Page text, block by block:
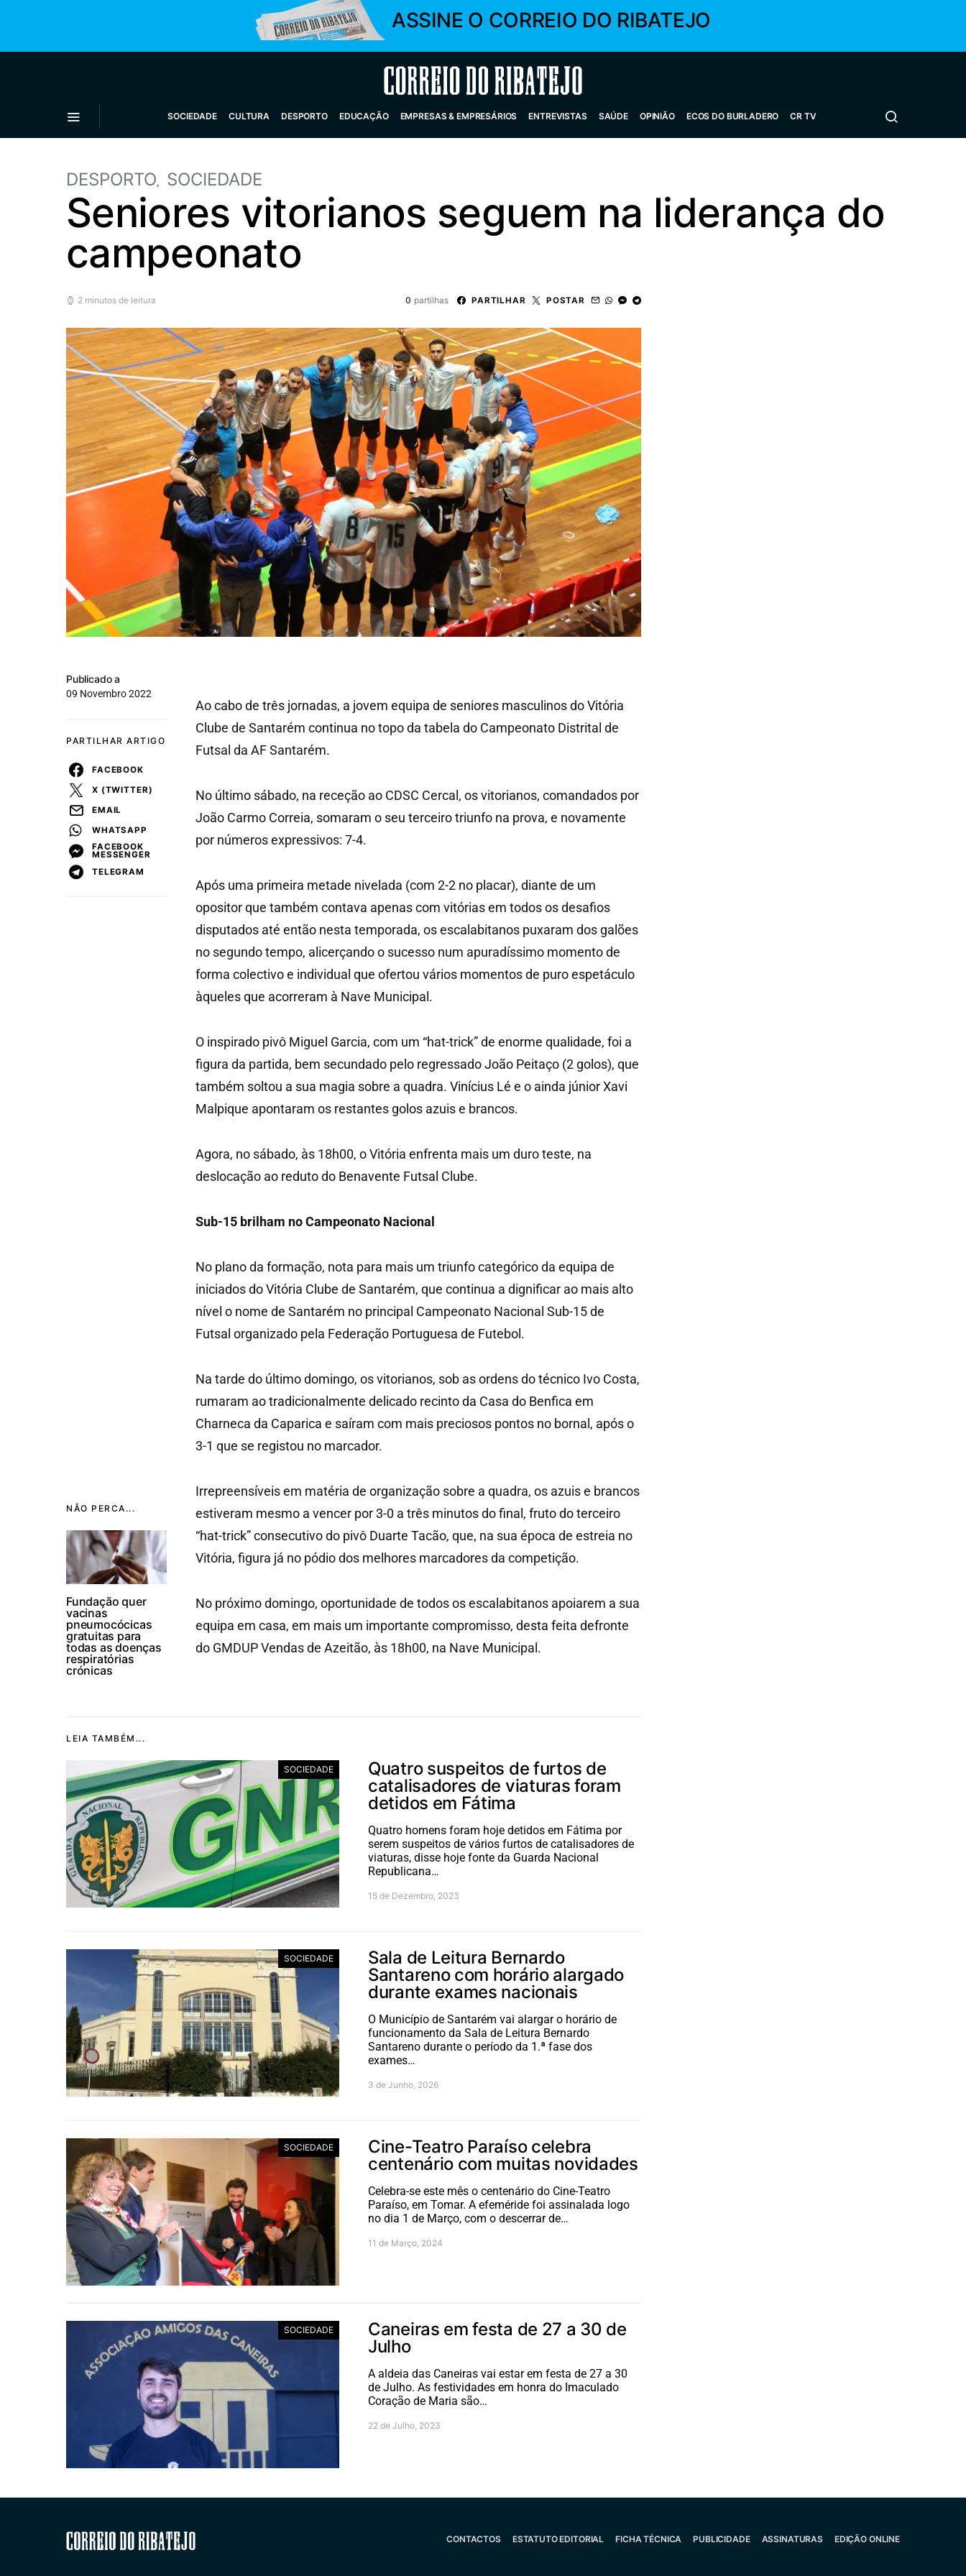
ASSINE O CORREIO DO RIBATEJO
Correio do Ribatejo
SOCIEDADE CULTURA DESPORTO EDUCAÇÃO EMPRESAS & EMPRESÁRIOS ENTREVISTAS SAÚDE OPINIÃO ECOS DO BURLADERO CR TV
DESPORTO SOCIEDADE
Seniores vitorianos seguem na liderança do
campeonato
2 minutos de leitura 0 partilhas PARTILHAR POSTAR
NÃO PERCA...
Fundação quer
vacinas
pneumocócicas
gratuitas para
todas as doenças
respiratórias
crónicas
Publicado a
09 Novembro 2022
PARTILHAR ARTIGO
FACEBOOK
X (TWITTER)
EMAIL
WHATSAPP
FACEBOOK
MESSENGER
TELEGRAM
Ao cabo de três jornadas, a jovem equipa de seniores masculinos do Vitória
Clube de Santarém continua no topo da tabela do Campeonato Distrital de
Futsal da AF Santarém.
No último sábado, na receção ao CDSC Cercal, os vitorianos, comandados por
João Carmo Correia, somaram o seu terceiro triunfo na prova, e novamente
por números expressivos: 7-4.
Após uma primeira metade nivelada (com 2-2 no placar), diante de um
opositor que também contava apenas com vitórias em todos os desafios
disputados até então nesta temporada, os escalabitanos puxaram dos galões
no segundo tempo, alicerçando o sucesso num apuradíssimo momento de
forma colectivo e individual que ofertou vários momentos de puro espetáculo
àqueles que acorreram à Nave Municipal.
O inspirado pivô Miguel Garcia, com um “hat-trick” de enorme qualidade, foi a
figura da partida, bem secundado pelo regressado João Peitaço (2 golos), que
também soltou a sua magia sobre a quadra. Vinícius Lé e o ainda júnior Xavi
Malpique apontaram os restantes golos azuis e brancos.
Agora, no sábado, às 18h00, o Vitória enfrenta mais um duro teste, na
deslocação ao reduto do Benavente Futsal Clube.
Sub-15 brilham no Campeonato Nacional
No plano da formação, nota para mais um triunfo categórico da equipa de
iniciados do Vitória Clube de Santarém, que continua a dignificar ao mais alto
nível o nome de Santarém no principal Campeonato Nacional Sub-15 de
Futsal organizado pela Federação Portuguesa de Futebol.
Na tarde do último domingo, os vitorianos, sob as ordens do técnico Ivo Costa,
rumaram ao tradicionalmente delicado recinto da Casa do Benfica em
Charneca da Caparica e saíram com mais preciosos pontos no bornal, após o
3-1 que se registou no marcador.
Irrepreensíveis em matéria de organização sobre a quadra, os azuis e brancos
estiveram mesmo a vencer por 3-0 a três minutos do final, fruto do terceiro
“hat-trick” consecutivo do pivô Duarte Tacão, que, na sua época de estreia no
Vitória, figura já no pódio dos melhores marcadores da competição.
No próximo domingo, oportunidade de todos os escalabitanos apoiarem a sua
equipa em casa, em mais um importante compromisso, desta feita defronte
do GMDUP Vendas de Azeitão, às 18h00, na Nave Municipal.
LEIA TAMBÉM...
SOCIEDADE
Quatro suspeitos de furtos de
catalisadores de viaturas foram
detidos em Fátima
Quatro homens foram hoje detidos em Fátima por
serem suspeitos de vários furtos de catalisadores de
viaturas, disse hoje fonte da Guarda Nacional
Republicana…
15 de Dezembro, 2023
SOCIEDADE
Sala de Leitura Bernardo
Santareno com horário alargado
durante exames nacionais
O Município de Santarém vai alargar o horário de
funcionamento da Sala de Leitura Bernardo
Santareno durante o período da 1.ª fase dos
exames…
3 de Junho, 2026
SOCIEDADE
Cine-Teatro Paraíso celebra
centenário com muitas novidades
Celebra-se este mês o centenário do Cine-Teatro
Paraíso, em Tomar. A efeméride foi assinalada logo
no dia 1 de Março, com o descerrar de…
11 de Março, 2024
SOCIEDADE
Caneiras em festa de 27 a 30 de
Julho
A aldeia das Caneiras vai estar em festa de 27 a 30
de Julho. As festividades em honra do Imaculado
Coração de Maria são…
22 de Julho, 2023
Correio do Ribatejo CONTACTOS ESTATUTO EDITORIAL FICHA TÉCNICA PUBLICIDADE ASSINATURAS EDIÇÃO ONLINE